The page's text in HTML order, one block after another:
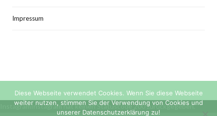
Impressum
InstagramInstagram hat keinen Statuscode 200 zurückgegeben.
Diese Webseite verwendet Cookies. Wenn Sie diese Webseite
weiter nutzen, stimmen Sie der Verwendung von Cookies und
unserer Datenschutzerklärung zu!